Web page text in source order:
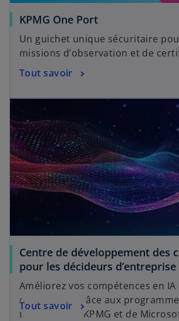
KPMG One Port
Un guichet unique sécuritaire
missions d’observation et de
Tout savoir
Centre de développement des
pour les décideurs d’entreprise
Améliorez vos compétences en
des risques grâce aux
formation de KPMG et de
Tout savoir